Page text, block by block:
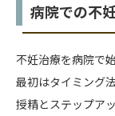
病院での不
不妊治療を病院で始
最初はタイミング
授精とステップア